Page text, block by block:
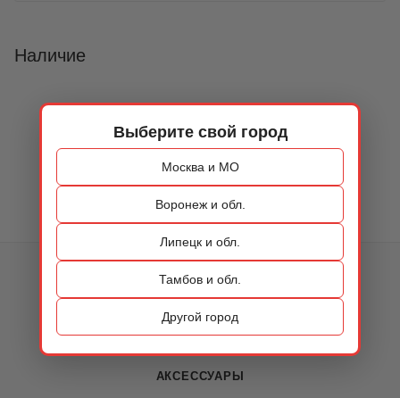
Выберите свой город
Москва и МО
Воронеж и обл.
Липецк и обл.
Тамбов и обл.
Другой город
Наличие
АКСЕССУАРЫ